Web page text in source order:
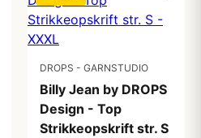
DROPS - GARNSTUDIO
Billy Jean by DROPS
Design - Top
Strikkeopskrift str. S